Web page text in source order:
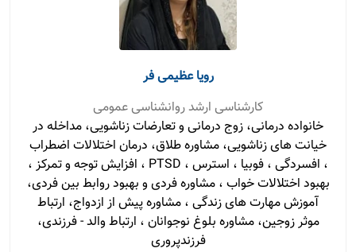
رویا عظیمی فر
کارشناسی ارشد روانشناسی عمومی
خانواده درمانی، زوج درمانی و تعارضات زناشویی، مداخله در
خیانت های زناشویی، مشاوره طلاق، درمان اختلالات اضطراب
، افسردگی ، فوبیا ، استرس ، PTSD ، افزایش توجه و تمرکز ،
بهبود اختلالات خواب ، مشاوره‌ فردی و بهبود روابط بین فردی،
آموزش مهارت های زندگی ، مشاوره پیش از ازدواج، ارتباط
موثر زوجین، مشاوره بلوغ نوجوانان ، ارتباط والد - فرزندی،
فرزندپروری